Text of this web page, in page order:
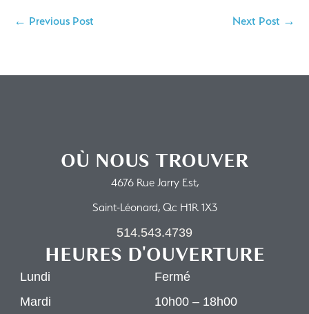
← Previous Post Next Post →
OÙ NOUS TROUVER
4676 Rue Jarry Est,
Saint-Léonard, Qc H1R 1X3
514.543.4739
HEURES D'OUVERTURE
Lundi
Mardi
Fermé
10h00 – 18h00